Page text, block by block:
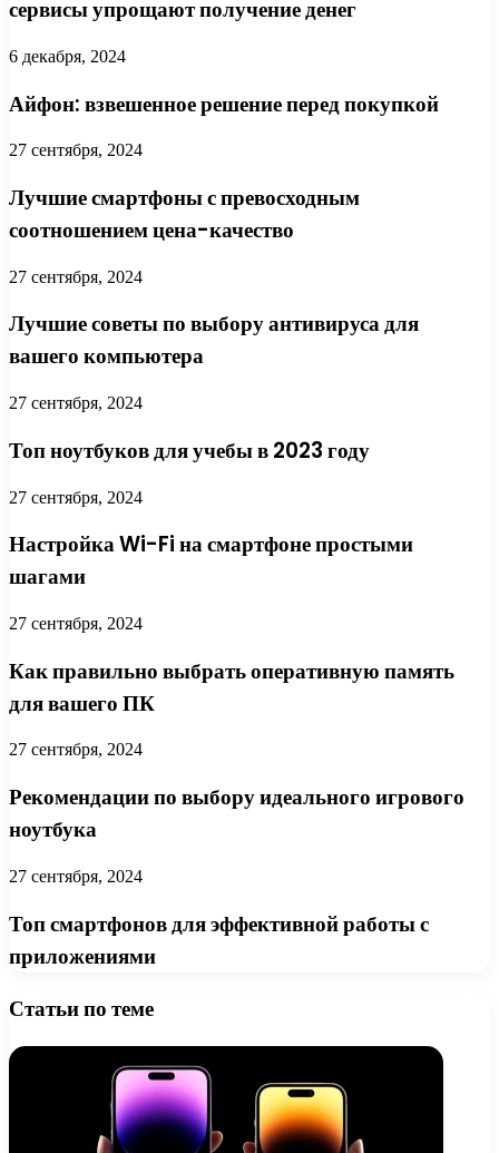
сервисы упрощают получение денег
6 декабря, 2024
Айфон: взвешенное решение перед покупкой
27 сентября, 2024
Лучшие смартфоны с превосходным
соотношением цена-качество
27 сентября, 2024
Лучшие советы по выбору антивируса для
вашего компьютера
27 сентября, 2024
Топ ноутбуков для учебы в 2023 году
27 сентября, 2024
Настройка Wi-Fi на смартфоне простыми
шагами
27 сентября, 2024
Как правильно выбрать оперативную память
для вашего ПК
27 сентября, 2024
Рекомендации по выбору идеального игрового
ноутбука
27 сентября, 2024
Топ смартфонов для эффективной работы с
приложениями
Статьи по теме